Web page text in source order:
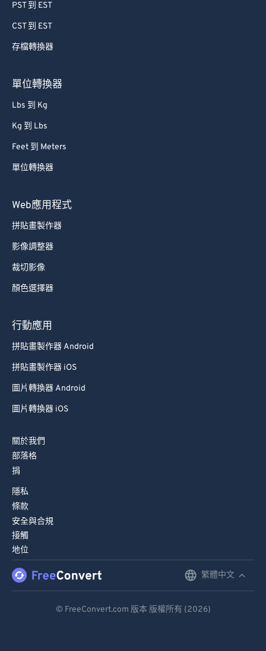
PST 到 EST
CST 到 EST
存檔轉換器
單位轉換器
Lbs 到 Kg
Kg 到 Lbs
Feet 到 Meters
單位轉換器
Web應用程式
拼貼畫製作器
影像調整器
裁切影像
顏色選擇器
行動應用
拼貼畫製作器 Android
拼貼畫製作器 iOS
圖片轉換器 Android
圖片轉換器 iOS
關於我們
部落格
捐
隱私
條款
安全與合規
接觸
地位
繁體中文
© FreeConvert.com 版本 版權所有 (2026)